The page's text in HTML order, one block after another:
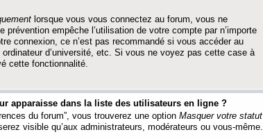
lorsque vous vous connectez au forum, vous ne
empêche l’utilisation de votre compte par n’importe
connexion, ce n’est pas recommandé si vous accéder au
d’université, etc. Si vous ne voyez pas cette case à
cette fonctionnalité.
apparaisse dans la liste des utilisateurs en ligne ?
du forum”, vous trouverez une option Masquer votre statut
visible qu’aux administrateurs, modérateurs ou vous-même.